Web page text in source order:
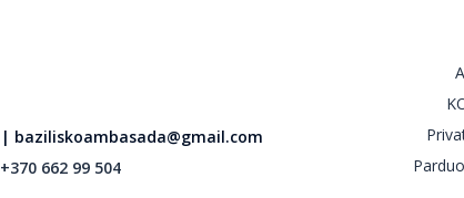
| baziliskoambasada@gmail.com
+370 662 99 504